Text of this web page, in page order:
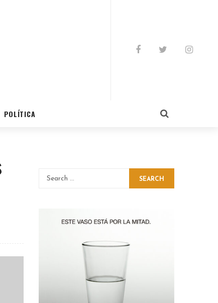
POLÍTICA
SEARCH